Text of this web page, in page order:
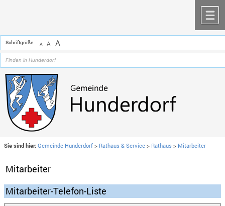
Schriftgröße A A A
Sie sind hier: Gemeinde Hunderdorf > Rathaus & Service > Rathaus > Mitarbeiter
Mitarbeiter
Mitarbeiter-Telefon-Liste